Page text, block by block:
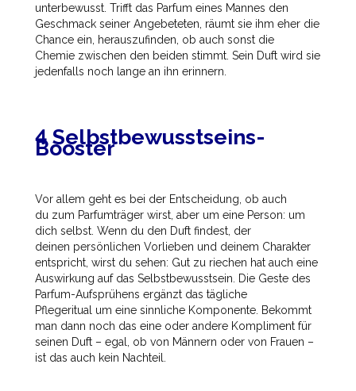
unterbewusst. Trifft das Parfum eines Mannes den
Geschmack seiner Angebeteten, räumt sie ihm eher die
Chance ein, herauszufinden, ob auch sonst die
Chemie zwischen den beiden stimmt. Sein Duft wird sie
jedenfalls noch lange an ihn erinnern.
4 Selbstbewusstseins-
Booster
Vor allem geht es bei der Entscheidung, ob auch
du zum Parfumträger wirst, aber um eine Person: um
dich selbst. Wenn du den Duft findest, der
deinen persönlichen Vorlieben und deinem Charakter
entspricht, wirst du sehen: Gut zu riechen hat auch eine
Auswirkung auf das Selbstbewusstsein. Die Geste des
Parfum-Aufsprühens ergänzt das tägliche
Pflegeritual um eine sinnliche Komponente. Bekommt
man dann noch das eine oder andere Kompliment für
seinen Duft – egal, ob von Männern oder von Frauen –
ist das auch kein Nachteil.